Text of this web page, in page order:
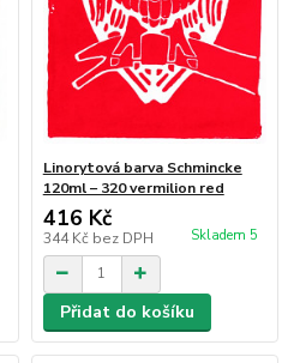
Linorytová barva Schmincke
120ml – 320 vermilion red
416 Kč
344 Kč bez DPH Skladem 5
Přidat do košíku